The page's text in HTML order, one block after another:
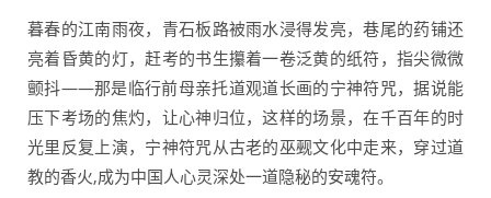
暮春的江南雨夜，青石板路被雨水浸得发亮，巷尾的药铺还
亮着昏黄的灯，赶考的书生攥着一卷泛黄的纸符，指尖微微
颤抖——那是临行前母亲托道观道长画的宁神符咒，据说能
压下考场的焦灼，让心神归位，这样的场景，在千百年的时
光里反复上演，宁神符咒从古老的巫觋文化中走来，穿过道
教的香火,成为中国人心灵深处一道隐秘的安魂符。